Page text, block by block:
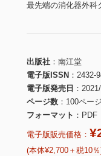
最先端の消化器外科
出版社
南江堂
電子版ISSN
2432-
電子版発売日
ページ数
100ページ
フォーマット
PDF
電子版販売価格：
(本体¥2,700＋税10